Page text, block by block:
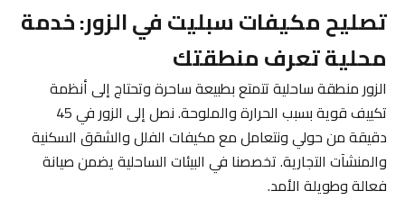
تصليح مكيفات سبليت في الزور: خدمة
محلية تعرف منطقتك
الزور منطقة ساحلية تتمتع بطبيعة ساحرة وتحتاج إلى أنظمة
تكييف قوية بسبب الحرارة والملوحة. نصل إلى الزور في 45
دقيقة من حولي ونتعامل مع مكيفات الفلل والشقق السكنية
والمنشآت التجارية. تخصصنا في البيئات الساحلية يضمن صيانة
فعالة وطويلة الأمد.